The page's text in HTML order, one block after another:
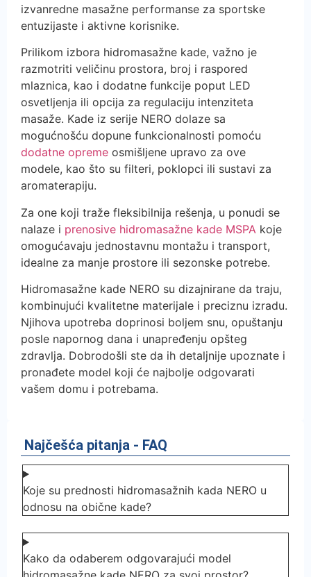
izvanredne masažne performanse za sportske
entuzijaste i aktivne korisnike.
Prilikom izbora hidromasažne kade, važno je
razmotriti veličinu prostora, broj i raspored
mlaznica, kao i dodatne funkcije poput LED
osvetljenja ili opcija za regulaciju intenziteta
masaže. Kade iz serije NERO dolaze sa
mogućnošću dopune funkcionalnosti pomoću
dodatne opreme osmišljene upravo za ove
modele, kao što su filteri, poklopci ili sustavi za
aromaterapiju.
Za one koji traže fleksibilnija rešenja, u ponudi se
nalaze i prenosive hidromasažne kade MSPA koje
omogućavaju jednostavnu montažu i transport,
idealne za manje prostore ili sezonske potrebe.
Hidromasažne kade NERO su dizajnirane da traju,
kombinujući kvalitetne materijale i preciznu izradu.
Njihova upotreba doprinosi boljem snu, opuštanju
posle napornog dana i unapređenju opšteg
zdravlja. Dobrodošli ste da ih detaljnije upoznate i
pronađete model koji će najbolje odgovarati
vašem domu i potrebama.
Najčešća pitanja - FAQ
Koje su prednosti hidromasažnih kada NERO u
odnosu na obične kade?
Kako da odaberem odgovarajući model